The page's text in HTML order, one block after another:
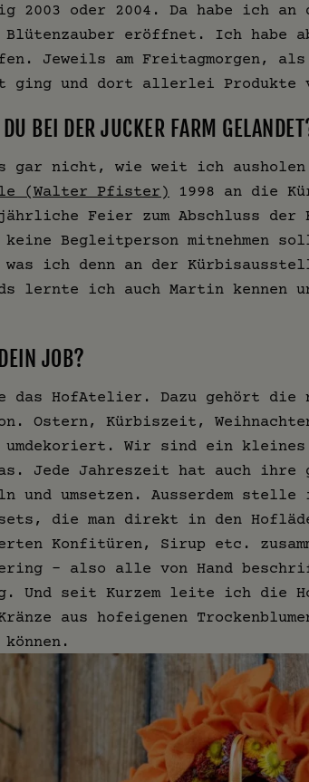
2003 oder 2004. Da habe ich an
eröffnet. Ich habe
Jeweils am Freitagmorgen,
ging und dort allerlei Produkte
BEI DER JUCKER FARM
gar nicht, wie weit ich
(Walter Pfister)
1998 an die
Feier zum Abschluss der
Begleitperson mitnehmen
ich denn an der
lernte ich auch Martin kennen
JOB?
HofAtelier. Dazu gehört die
Ostern, Kürbiszeit,
umdekoriert. Wir sind ein
Jede Jahreszeit hat auch ihre
und umsetzen. Ausserdem
die man direkt in den
Konfitüren, Sirup etc.
– also alle von Hand
Und seit Kurzem leite ich die
aus hofeigenen